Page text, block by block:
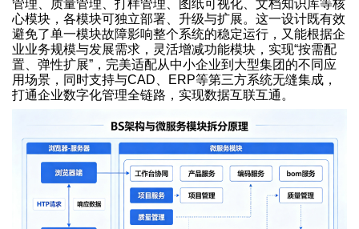
管理、质量管理、打样管理、图纸可视化、文档知识库等核
心模块，各模块可独立部署、升级与扩展。这一设计既有效
避免了单一模块故障影响整个系统的稳定运行，又能根据企
业业务规模与发展需求，灵活增减功能模块，实现“按需配
置、弹性扩展”，完美适配从中小企业到大型集团的不同应
用场景，同时支持与CAD、ERP等第三方系统无缝集成，
打通企业数字化管理全链路，实现数据互联互通。